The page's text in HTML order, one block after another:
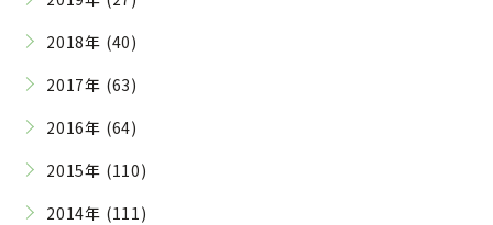
2018年 (40)
2017年 (63)
2016年 (64)
2015年 (110)
2014年 (111)